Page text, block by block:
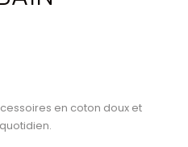
en coton doux et